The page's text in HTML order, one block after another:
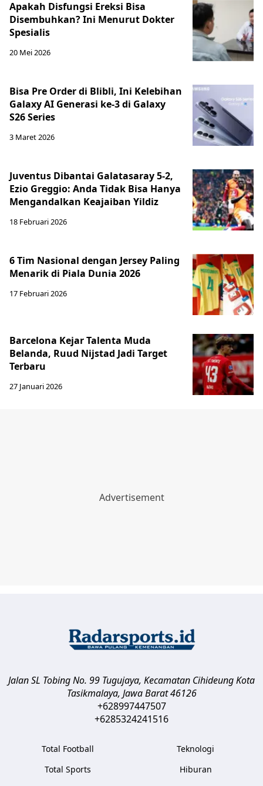
Apakah Disfungsi Ereksi Bisa
Disembuhkan? Ini Menurut Dokter
Spesialis
20 Mei 2026
Bisa Pre Order di Blibli, Ini Kelebihan
Galaxy AI Generasi ke-3 di Galaxy
S26 Series
3 Maret 2026
Juventus Dibantai Galatasaray 5-2,
Ezio Greggio: Anda Tidak Bisa Hanya
Mengandalkan Keajaiban Yildiz
18 Februari 2026
6 Tim Nasional dengan Jersey Paling
Menarik di Piala Dunia 2026
17 Februari 2026
Barcelona Kejar Talenta Muda
Belanda, Ruud Nijstad Jadi Target
Terbaru
27 Januari 2026
Jalan SL Tobing No. 99 Tugujaya, Kecamatan CihideungKota
Tasikmalaya, Jawa Barat 46126
+628997447507
+6285324241516
Total Football
Total Sports
Teknologi
Hiburan